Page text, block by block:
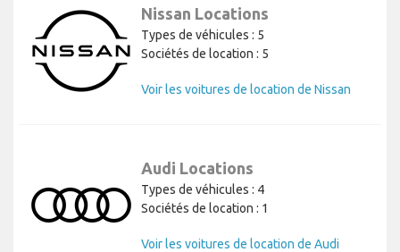
Nissan Locations
Types de véhicules : 5
Sociétés de location : 5
Voir les voitures de location de Nissan
Audi Locations
Types de véhicules : 4
Sociétés de location : 1
Voir les voitures de location de Audi